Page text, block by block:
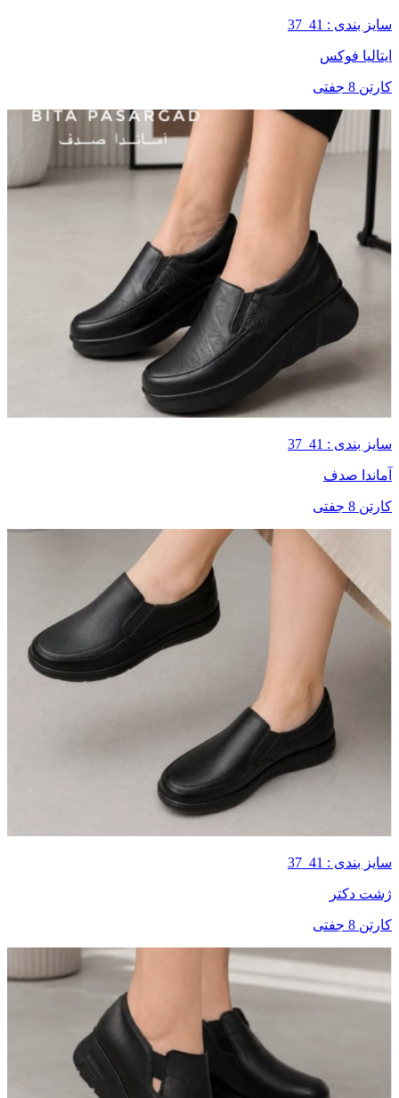
سایز بندی : 41_37
ایتالیا فوکس
کارتن 8 جفتی
سایز بندی : 41_37
آماندا صدف
کارتن 8 جفتی
سایز بندی : 41_37
ژشت دکتر
کارتن 8 جفتی